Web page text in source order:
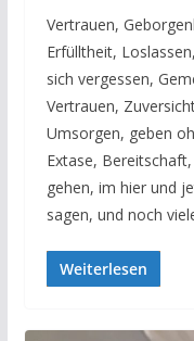
Vertrauen,
Erfülltheit,
sich vergessen,
Vertrauen,
Umsorgen, geben
Extase,
gehen, im hier und
sagen, und noch
Weiterlesen